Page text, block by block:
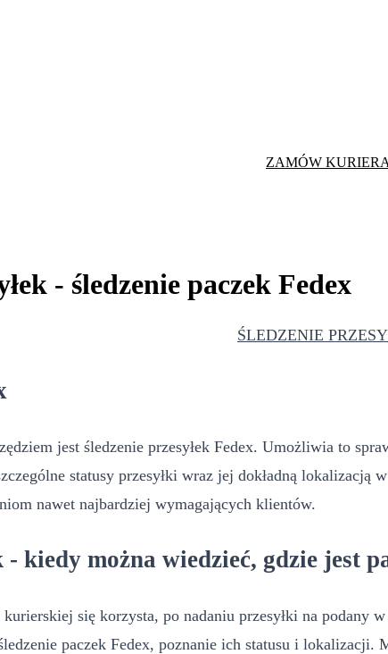
ZAMÓW KURIERA
- śledzenie paczek Fedex
ŚLEDZENIE
jest śledzenie przesyłek Fedex. Umożliwia to
statusy przesyłki wraz jej dokładną
nawet najbardziej wymagających klientów.
- kiedy można wiedzieć, gdzie jest
się korzysta, po nadaniu przesyłki na podany
paczek Fedex, poznanie ich statusu i